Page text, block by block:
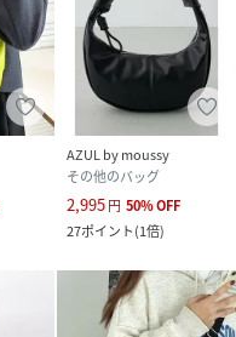
AZUL by moussy
その他のバッグ
2,995円 50%OFF
27ポイント(1倍)